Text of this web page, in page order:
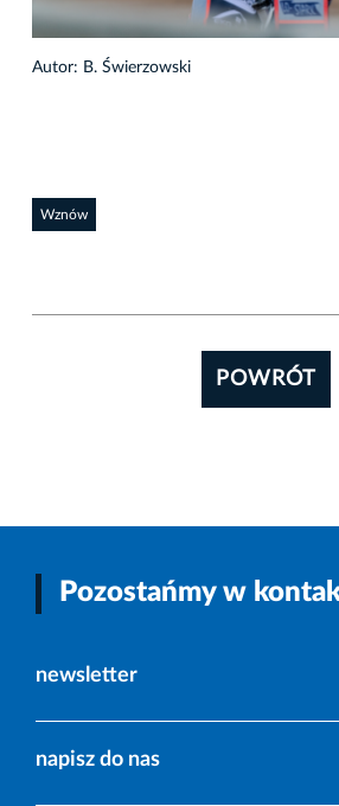
Autor: B. Świerzowski
Wznów
POWRÓT
Pozostańmy w
newsletter
napisz do nas